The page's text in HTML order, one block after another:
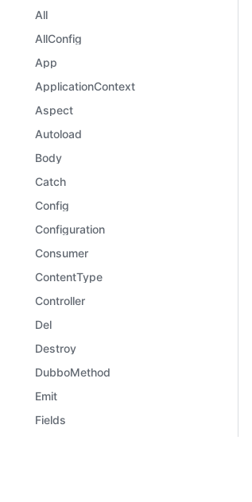
All
AllConfig
App
ApplicationContext
Aspect
Autoload
Body
Catch
Config
Configuration
Consumer
ContentType
Controller
Del
Destroy
DubboMethod
Emit
Fields